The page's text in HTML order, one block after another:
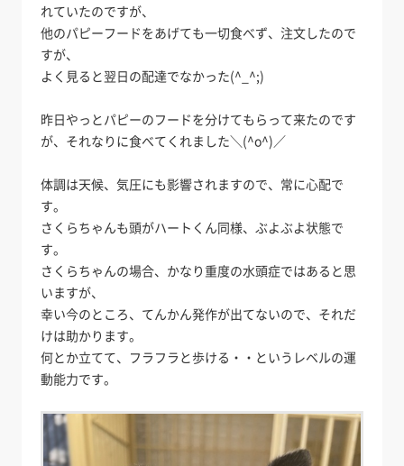
れていたのですが、
他のパピーフードをあげても一切食べず、注文したので
すが、
よく見ると翌日の配達でなかった(^_^;)
昨日やっとパピーのフードを分けてもらって来たのです
が、それなりに食べてくれました＼(^o^)／
体調は天候、気圧にも影響されますので、常に心配で
す。
さくらちゃんも頭がハートくん同様、ぶよぶよ状態で
す。
さくらちゃんの場合、かなり重度の水頭症ではあると思
いますが、
幸い今のところ、てんかん発作が出てないので、それだ
けは助かります。
何とか立てて、フラフラと歩ける・・というレベルの運
動能力です。